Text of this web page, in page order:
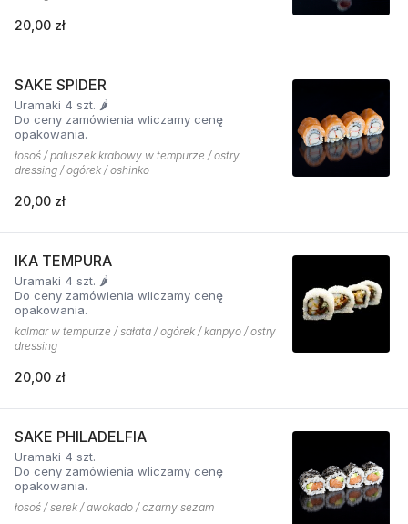
20,00 zł
SAKE SPIDER
Uramaki 4 szt. 🌶️
Do ceny zamówienia wliczamy cenę
opakowania.
łosoś / paluszek krabowy w tempurze / ostry
dressing / ogórek / oshinko
20,00 zł
IKA TEMPURA
Uramaki 4 szt. 🌶️
Do ceny zamówienia wliczamy cenę
opakowania.
kalmar w tempurze / sałata / ogórek / kanpyo / ostry
dressing
20,00 zł
SAKE PHILADELFIA
Uramaki 4 szt.
Do ceny zamówienia wliczamy cenę
opakowania.
łosoś / serek / awokado / czarny sezam